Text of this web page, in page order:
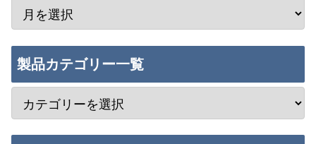
製品カテゴリー一覧